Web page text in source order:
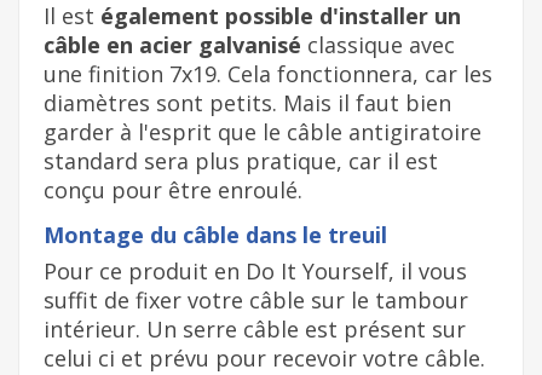
Il est également possible d'installer un
câble en acier galvanisé classique avec
une finition 7x19. Cela fonctionnera, car les
diamètres sont petits. Mais il faut bien
garder à l'esprit que le câble antigiratoire
standard sera plus pratique, car il est
conçu pour être enroulé.
Montage du câble dans le treuil
Pour ce produit en Do It Yourself, il vous
suffit de fixer votre câble sur le tambour
intérieur. Un serre câble est présent sur
celui ci et prévu pour recevoir votre câble.